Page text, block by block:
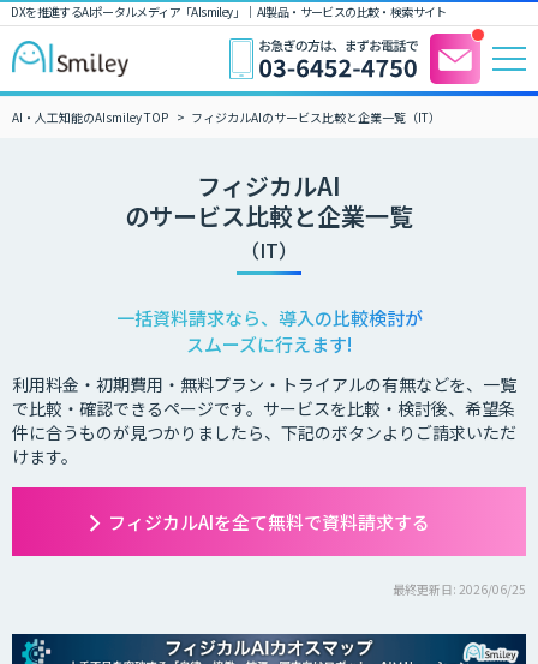
DXを推進するAIポータルメディア「AIsmiley」｜ AI製品・サービスの比較・検索サイト
AI・人工知能のAIsmiley TOP フィジカルAIのサービス比較と企業一覧（IT）
フィジカルAI
のサービス比較と企業一覧
（IT）
一括資料請求なら、導入の比較検討が
スムーズに行えます!
利用料金・初期費用・無料プラン・トライアルの有無などを、一覧
で比較・確認できるページです。サービスを比較・検討後、希望条
件に合うものが見つかりましたら、下記のボタンよりご請求いただ
けます。
フィジカルAIを全て無料で資料請求する
最終更新日: 2026/06/25